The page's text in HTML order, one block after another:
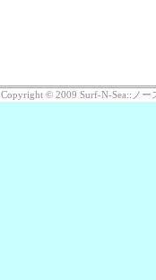
Copyright © 2009 Surf-N-Sea::ノー